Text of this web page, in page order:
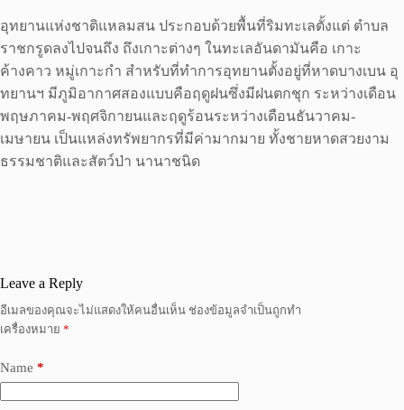
อุทยานแห่งชาติแหลมสน ประกอบด้วยพื้นที่ริมทะเลตั้งแต่ ตำบล
ราชกรูดลงไปจนถึง ถึงเกาะต่างๆ ในทะเลอันดามันคือ เกาะ
ค้างคาว หมู่เกาะกำ สำหรับที่ทำการอุทยานตั้งอยู่ที่หาดบางเบน อุ
ทยานฯ มีภูมิอากาศสองแบบคือฤดูฝนซึ่งมีฝนตกชุก ระหว่างเดือน
พฤษภาคม-พฤศจิกายนและฤดูร้อนระหว่างเดือนธันวาคม-
เมษายน เป็นแหล่งทรัพยากรที่มีค่ามากมาย ทั้งชายหาดสวยงาม
ธรรมชาติและสัตว์ป่า นานาชนิด
Leave a Reply
อีเมลของคุณจะไม่แสดงให้คนอื่นเห็น ช่องข้อมูลจำเป็นถูกทำ
เครื่องหมาย *
Name *